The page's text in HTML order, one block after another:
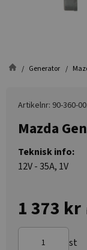
Generator
Artikelnr: 90-360-
Mazda
Teknisk info:
12V - 35A, 1V
1 373 kr
st